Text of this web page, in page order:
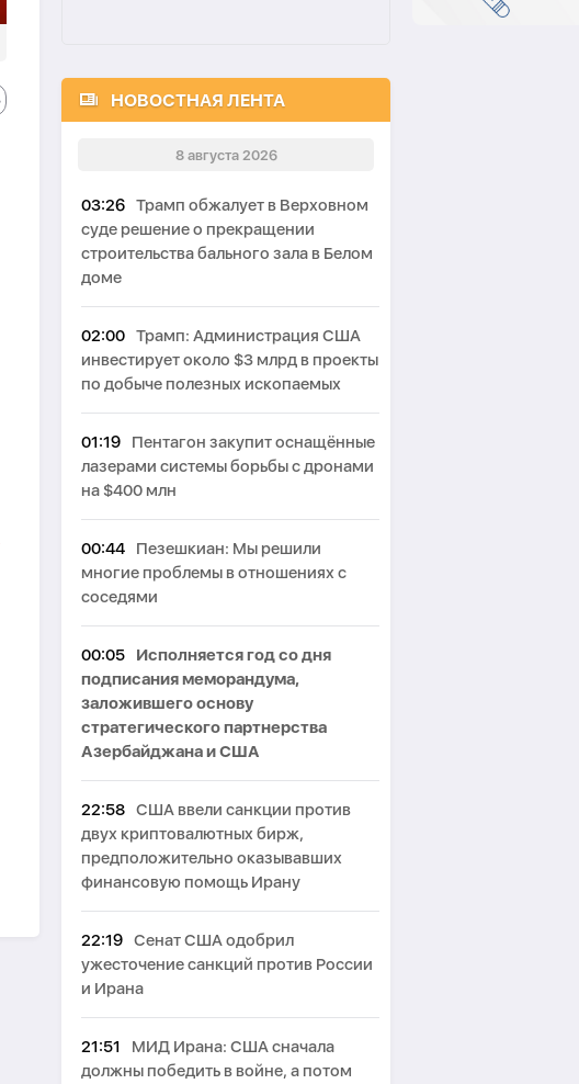
НОВОСТНАЯ ЛЕНТА
8 августа 2026
03:26 Трамп обжалует в Верховном
суде решение о прекращении
строительства бального зала в Белом
доме
02:00 Трамп: Администрация США
инвестирует около $3 млрд в проекты
по добыче полезных ископаемых
01:19
Пентагон закупит оснащённые
лазерами системы борьбы с дронами
на $400 млн
00:44
Пезешкиан: Мы решили
многие проблемы в отношениях с
соседями
00:05
Исполняется год со дня
подписания меморандума,
заложившего основу
стратегического партнерства
Азербайджана и США
22:58 США ввели санкции против
двух криптовалютных бирж,
предположительно оказывавших
финансовую помощь Ирану
22:19 Сенат США одобрил
ужесточение санкций против России
и Ирана
21:51
МИД Ирана: США сначала
должны победить в войне, а потом